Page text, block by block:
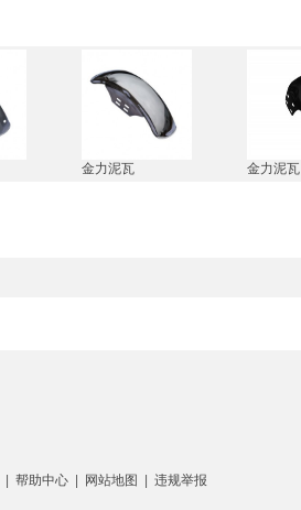
金力泥瓦 金力泥瓦
帮助中心 网站地图 违规举报